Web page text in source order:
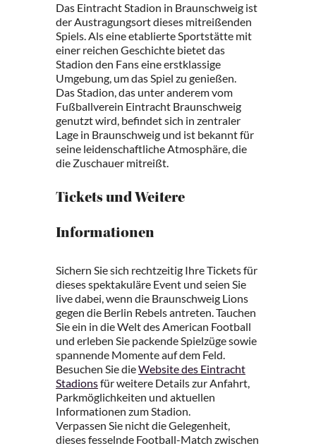
Das Eintracht Stadion in Braunschweig ist
der Austragungsort dieses mitreißenden
Spiels. Als eine etablierte Sportstätte mit
einer reichen Geschichte bietet das
Stadion den Fans eine erstklassige
Umgebung, um das Spiel zu genießen.
Das Stadion, das unter anderem vom
Fußballverein Eintracht Braunschweig
genutzt wird, befindet sich in zentraler
Lage in Braunschweig und ist bekannt für
seine leidenschaftliche Atmosphäre, die
die Zuschauer mitreißt.
Tickets und Weitere
Informationen
Sichern Sie sich rechtzeitig Ihre Tickets für
dieses spektakuläre Event und seien Sie
live dabei, wenn die Braunschweig Lions
gegen die Berlin Rebels antreten. Tauchen
Sie ein in die Welt des American Football
und erleben Sie packende Spielzüge sowie
spannende Momente auf dem Feld.
Besuchen Sie dieWebsite des Eintracht
Stadionsfür weitere Details zur Anfahrt,
Parkmöglichkeiten und aktuellen
Informationen zum Stadion.
Verpassen Sie nicht die Gelegenheit,
dieses fesselnde Football-Match zwischen